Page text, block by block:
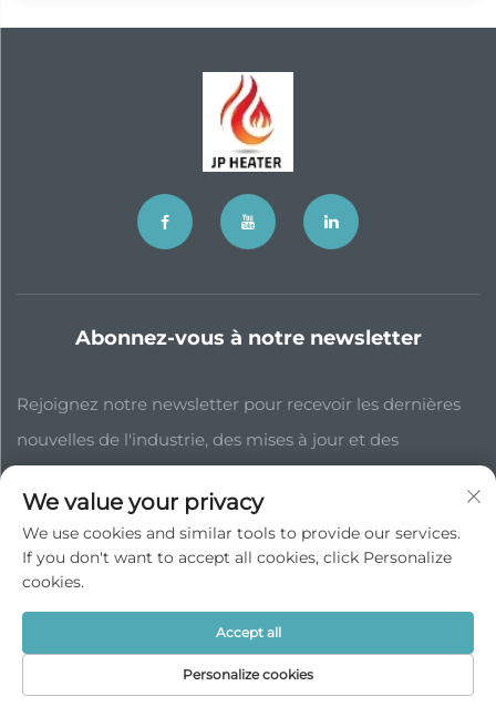
Abonnez-vous à notre newsletter
Rejoignez notre newsletter pour recevoir les dernières
nouvelles de l'industrie, des mises à jour et des
S'abonner
Droits d'auteur © JP China Trade Int’l Co., Ltd. Tous droits réservés -
Remonter en haut
We value your privacy
We use cookies and similar tools to provide our services.
If you don't want to accept all cookies, click Personalize
cookies.
Personalize cookies
Accept all